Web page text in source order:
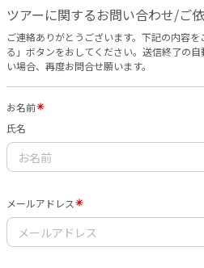
ツアーに関するお問い合わせ/ご
ご連絡ありがとうございます。下記の内容
る」ボタンをおしてください。送信終了の
い場合、再度お問合せ願います。
お名前
氏名
メールアドレス